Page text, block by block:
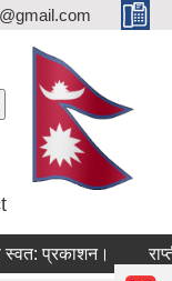
प्रकाशन।